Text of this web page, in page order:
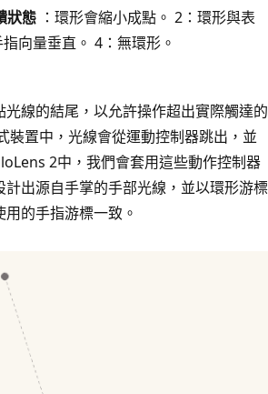
狀態 ：環形會縮小成點。 2：環形與表
向量垂直。 4：無環形。
線的結尾，以允許操作超出實際觸達的
裝置中，光線會從運動控制器跳出，並
2中，我們會套用這些動作控制器
出源自手掌的手部光線，並以環形游標
的手指游標一致。